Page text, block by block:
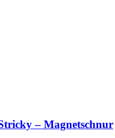
– Magnetschnur